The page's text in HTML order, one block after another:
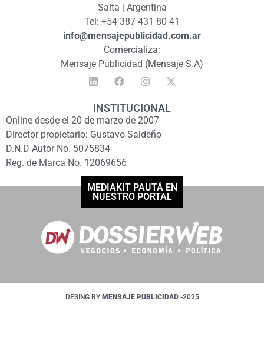
Salta | Argentina
Tel: +54 387 431 80 41
info@mensajepublicidad.com.ar
Comercializa:
Mensaje Publicidad (Mensaje S.A)
INSTITUCIONAL
Online desde el 20 de marzo de 2007
Director propietario: Gustavo Saldeño
D.N.D Autor No. 5075834
Reg. de Marca No. 12069656
MEDIAKIT PAUTÁ EN
NUESTRO PORTAL
DESING BY MENSAJE PUBLICIDAD -2025